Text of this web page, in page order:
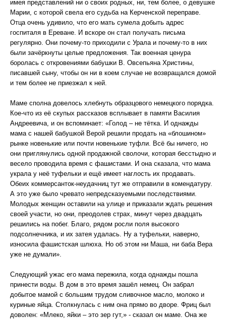
имея представлений ни о своих родных, ни, тем более, о девушке
Марии, с которой свела его судьба на Керченской переправе.
Отца очень удивило, что его мать сумела добыть адрес
госпиталя в Ереване. И вскоре он стал получать письма
регулярно. Они почему-то приходили с Урала и почему-то в них
были зачёркнуты целые предложения. Так военная ценура
боролась с откровениями бабушки В. Овсепьяна Христины,
писавшей сыну, чтобы он ни в коем случае не возвращался домой
и тем более не приезжал к ней.
Маме сполна довелось хлебнуть образцового немецкого порядка.
Кое-что из её скупых рассказов всплывает в памяти Василия
Андреевича, и он вспоминает: «Голод – не тётка. И однажды
мама с нашей бабушкой Верой решили продать на «блошином»
рынке новенькие или почти новенькие туфли. Всё бы ничего, но
они приглянулись одной продажной сволочи, которая бесстыдно и
весело проводила время с фашистами. И она сказала, что мама
украла у неё туфельки и ещё имеет наглость их продавать.
Обеих коммерсанток-неудачниц тут же отправили в комендатуру.
А это уже было чревато непредсказуемыми последствиями.
Молодых женщин оставили на улице и приказали ждать решения
своей участи, но они, преодолев страх, минут через двадцать
решились на побег. Благо, рядом росли поля высокого
подсолнечника, и их затея удалась. Ну а туфельки, наверно,
износила фашистская шлюха. Но об этом ни Маша, ни баба Вера
уже не думали».
Следующий ужас его мама пережила, когда однажды пошла
принести воды. В дом в это время зашёл немец. Он забрал
добытое мамой с большим трудом сливочное масло, молоко и
куриные яйца. Столкнулась с ним она прямо во дворе. Фриц был
доволен: «Млеко, яйки – это зер гут,» - сказал он маме. Она же